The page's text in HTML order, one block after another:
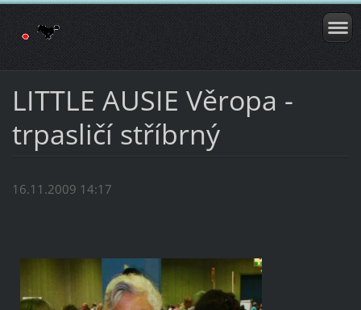
LITTLE AUSIE Věropa -
trpasličí stříbrný
16.11.2009 14:17